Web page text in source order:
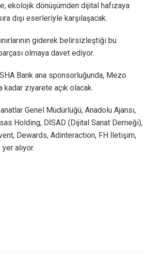
ekolojik dönüşümden dijital hafızaya
dışı eserleriyle karşılaşacak.
giderek belirsizleştiği bu
olmaya davet ediyor.
Bank ana sponsorluğunda, Mezo
kadar ziyarete açık olacak.
Genel Müdürlüğü, Anadolu Ajansı,
Holding, DİSAD (Dijital Sanat Derneği),
Dewards, Adinteraction, FH İletişim,
alıyor.